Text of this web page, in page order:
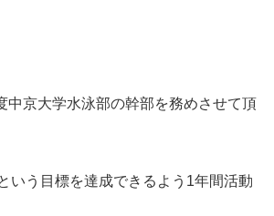
中京大学水泳部の幹部を務めさせて頂
いう目標を達成できるよう1年間活動